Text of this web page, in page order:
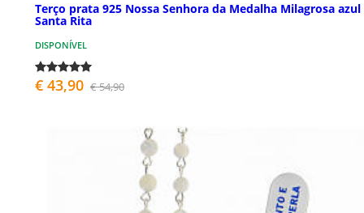
Terço prata 925 Nossa Senhora da Medalha Milagrosa azul
Santa Rita
DISPONÍVEL
€ 43,90 € 54,90